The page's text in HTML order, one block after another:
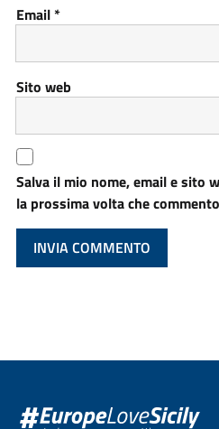
Email*
Sito web
Salva il mio nome, email e sito
la prossima volta che